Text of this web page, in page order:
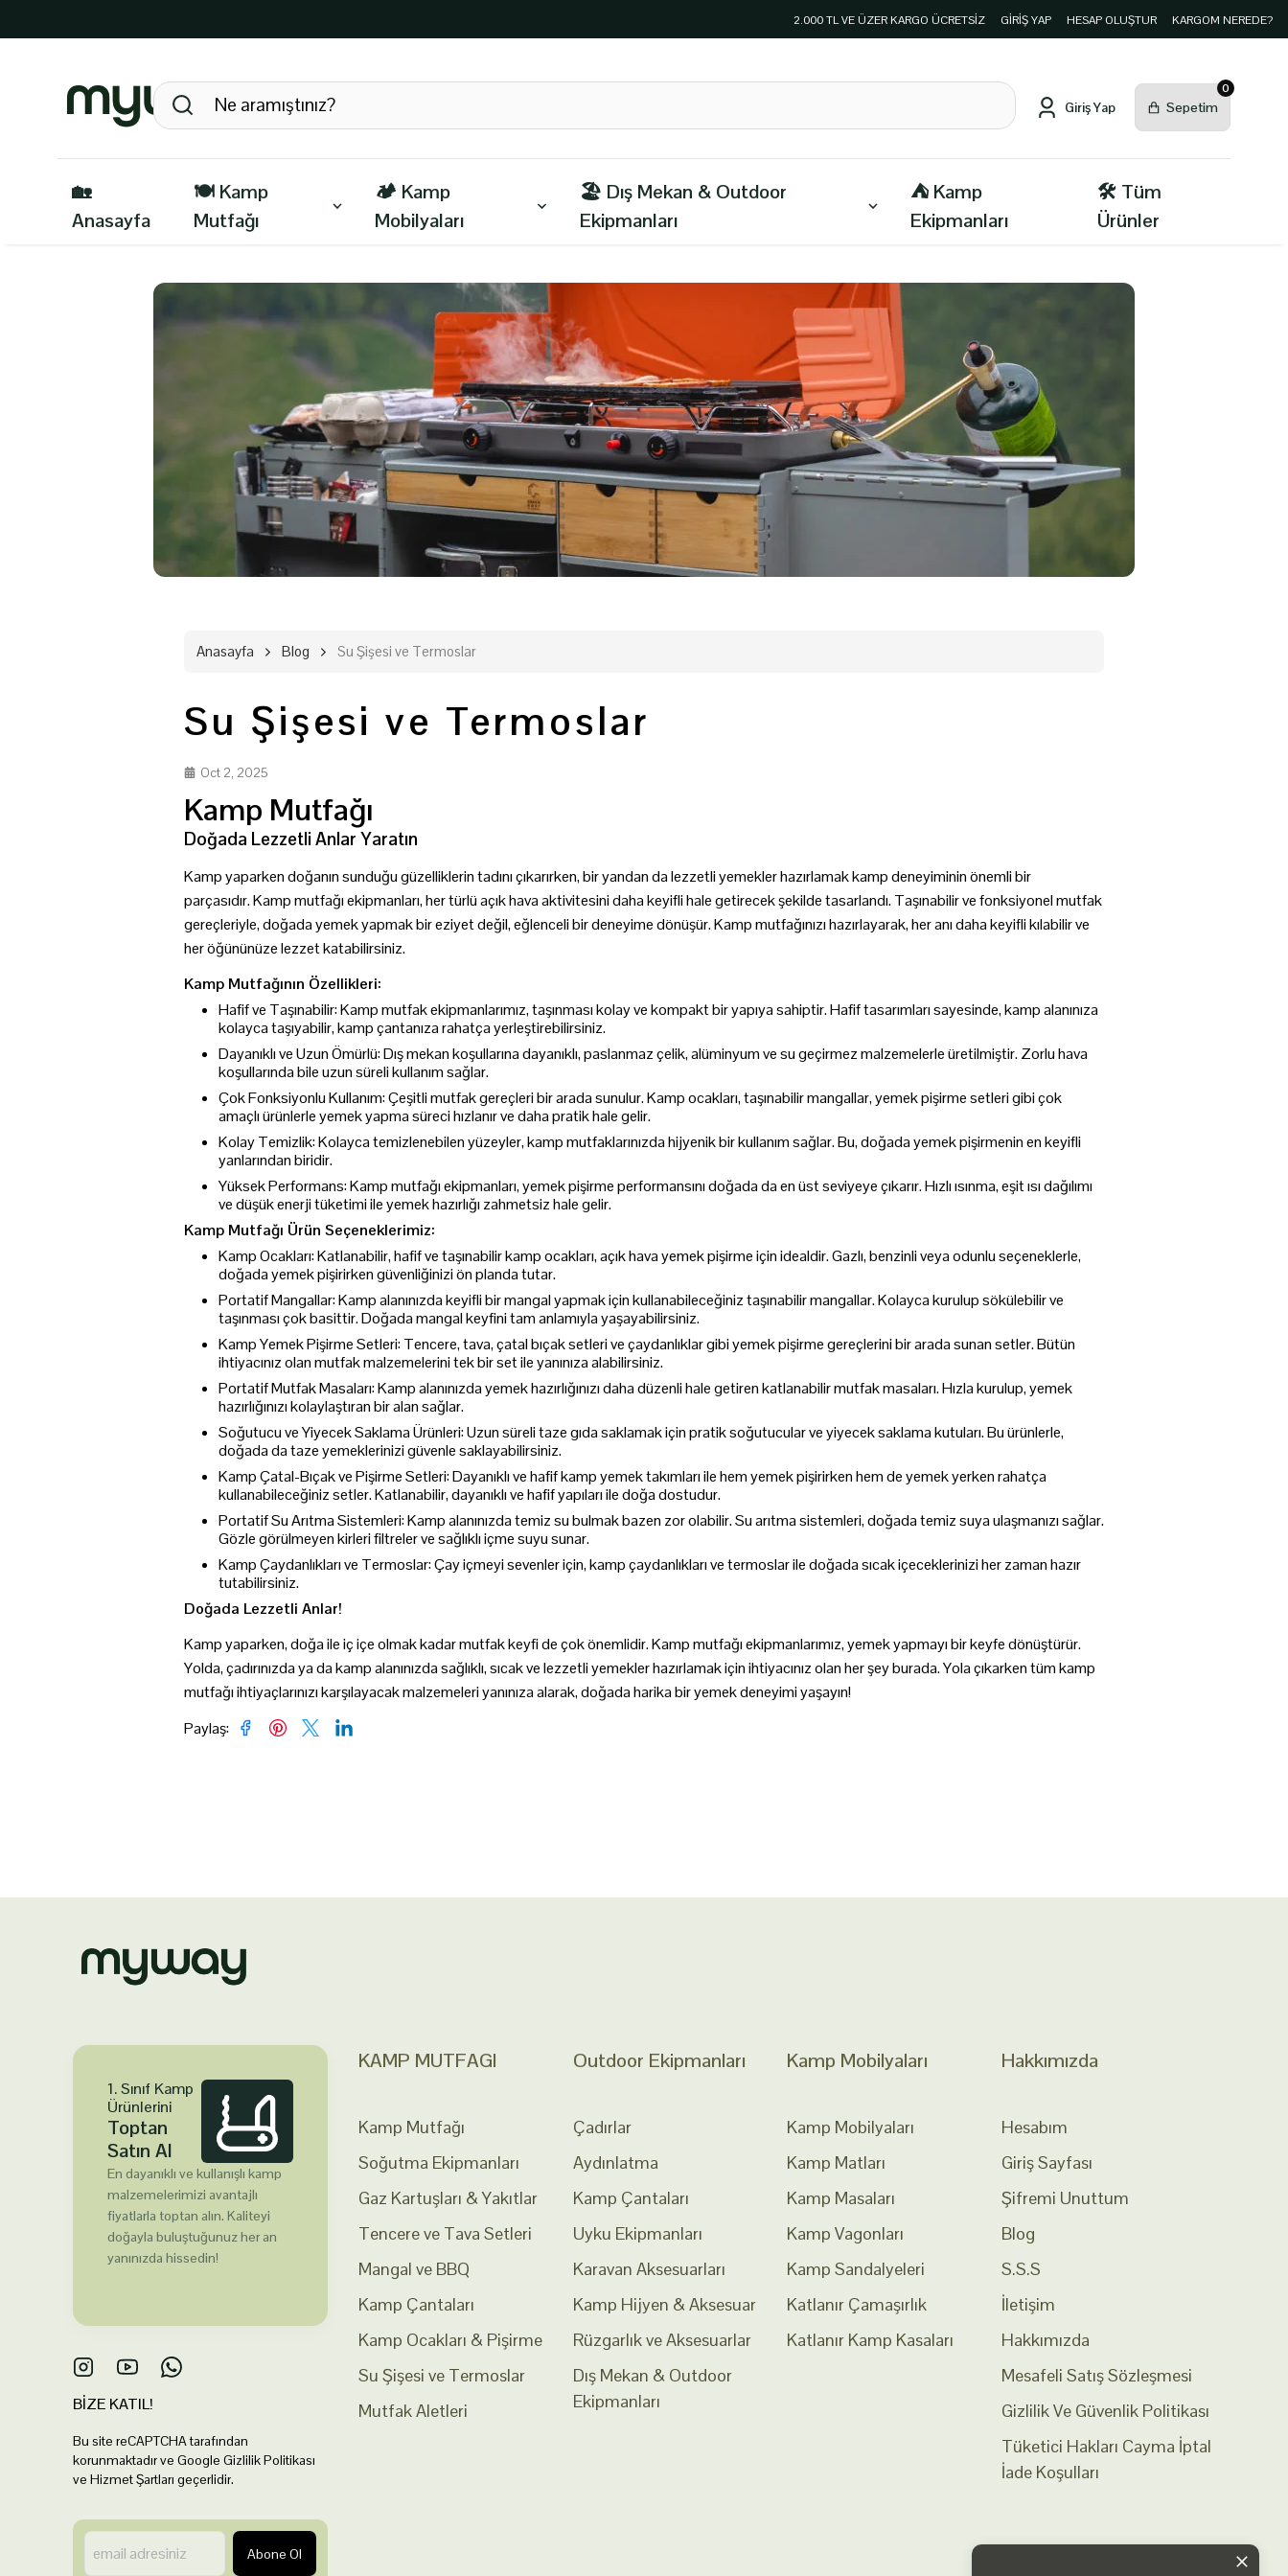
2.000 TL VE ÜZER KARGO ÜCRETSİZ GIRIŞ YAP HESAP OLUŞTUR KARGOM NEREDE?
🏡
Anasayfa
🍽️ Kamp
Mutfağı
🏕️ Kamp
Mobilyaları
🏖️ Dış Mekan & Outdoor
Ekipmanları
⛺ Kamp
Ekipmanları
🛠️ Tüm
Ürünler
0
Anasayfa Blog Su Şişesi ve Termoslar
Su Şişesi ve Termoslar
Oct 2, 2025
Kamp Mutfağı
Doğada Lezzetli Anlar Yaratın
Kamp yaparken doğanın sunduğu güzelliklerin tadını çıkarırken, bir yandan da lezzetli yemekler hazırlamak kamp deneyiminin önemli bir
parçasıdır. Kamp mutfağı ekipmanları, her türlü açık hava aktivitesini daha keyifli hale getirecek şekilde tasarlandı. Taşınabilir ve fonksiyonel mutfak
gereçleriyle, doğada yemek yapmak bir eziyet değil, eğlenceli bir deneyime dönüşür. Kamp mutfağınızı hazırlayarak, her anı daha keyifli kılabilir ve
her öğününüze lezzet katabilirsiniz.
Kamp Mutfağının Özellikleri:
Hafif ve Taşınabilir: Kamp mutfak ekipmanlarımız, taşınması kolay ve kompakt bir yapıya sahiptir. Hafif tasarımları sayesinde, kamp alanınıza
kolayca taşıyabilir, kamp çantanıza rahatça yerleştirebilirsiniz.
Dayanıklı ve Uzun Ömürlü: Dış mekan koşullarına dayanıklı, paslanmaz çelik, alüminyum ve su geçirmez malzemelerle üretilmiştir. Zorlu hava
koşullarında bile uzun süreli kullanım sağlar.
Çok Fonksiyonlu Kullanım: Çeşitli mutfak gereçleri bir arada sunulur. Kamp ocakları, taşınabilir mangallar, yemek pişirme setleri gibi çok
amaçlı ürünlerle yemek yapma süreci hızlanır ve daha pratik hale gelir.
Kolay Temizlik: Kolayca temizlenebilen yüzeyler, kamp mutfaklarınızda hijyenik bir kullanım sağlar. Bu, doğada yemek pişirmenin en keyifli
yanlarından biridir.
Yüksek Performans: Kamp mutfağı ekipmanları, yemek pişirme performansını doğada da en üst seviyeye çıkarır. Hızlı ısınma, eşit ısı dağılımı
ve düşük enerji tüketimi ile yemek hazırlığı zahmetsiz hale gelir.
Kamp Mutfağı Ürün Seçeneklerimiz:
Kamp Ocakları: Katlanabilir, hafif ve taşınabilir kamp ocakları, açık hava yemek pişirme için idealdir. Gazlı, benzinli veya odunlu seçeneklerle,
doğada yemek pişirirken güvenliğinizi ön planda tutar.
Portatif Mangallar: Kamp alanınızda keyifli bir mangal yapmak için kullanabileceğiniz taşınabilir mangallar. Kolayca kurulup sökülebilir ve
taşınması çok basittir. Doğada mangal keyfini tam anlamıyla yaşayabilirsiniz.
Kamp Yemek Pişirme Setleri: Tencere, tava, çatal bıçak setleri ve çaydanlıklar gibi yemek pişirme gereçlerini bir arada sunan setler. Bütün
ihtiyacınız olan mutfak malzemelerini tek bir set ile yanınıza alabilirsiniz.
Portatif Mutfak Masaları: Kamp alanınızda yemek hazırlığınızı daha düzenli hale getiren katlanabilir mutfak masaları. Hızla kurulup, yemek
hazırlığınızı kolaylaştıran bir alan sağlar.
Soğutucu ve Yiyecek Saklama Ürünleri: Uzun süreli taze gıda saklamak için pratik soğutucular ve yiyecek saklama kutuları. Bu ürünlerle,
doğada da taze yemeklerinizi güvenle saklayabilirsiniz.
Kamp Çatal-Bıçak ve Pişirme Setleri: Dayanıklı ve hafif kamp yemek takımları ile hem yemek pişirirken hem de yemek yerken rahatça
kullanabileceğiniz setler. Katlanabilir, dayanıklı ve hafif yapıları ile doğa dostudur.
Portatif Su Arıtma Sistemleri: Kamp alanınızda temiz su bulmak bazen zor olabilir. Su arıtma sistemleri, doğada temiz suya ulaşmanızı sağlar.
Gözle görülmeyen kirleri filtreler ve sağlıklı içme suyu sunar.
Kamp Çaydanlıkları ve Termoslar: Çay içmeyi sevenler için, kamp çaydanlıkları ve termoslar ile doğada sıcak içeceklerinizi her zaman hazır
tutabilirsiniz.
Doğada Lezzetli Anlar!
Kamp yaparken, doğa ile iç içe olmak kadar mutfak keyfi de çok önemlidir. Kamp mutfağı ekipmanlarımız, yemek yapmayı bir keyfe dönüştürür.
Yolda, çadırınızda ya da kamp alanınızda sağlıklı, sıcak ve lezzetli yemekler hazırlamak için ihtiyacınız olan her şey burada. Yola çıkarken tüm kamp
mutfağı ihtiyaçlarınızı karşılayacak malzemeleri yanınıza alarak, doğada harika bir yemek deneyimi yaşayın!
Paylaş:
KAMP MUTFAGI
Kamp Mutfağı
Soğutma Ekipmanları
Gaz Kartuşları & Yakıtlar
Tencere ve Tava Setleri
Mangal ve BBQ
Kamp Çantaları
Kamp Ocakları & Pişirme
Su Şişesi ve Termoslar
Mutfak Aletleri
Outdoor Ekipmanları
Çadırlar
Aydınlatma
Kamp Çantaları
Uyku Ekipmanları
Karavan Aksesuarları
Kamp Hijyen & Aksesuar
Rüzgarlık ve Aksesuarlar
Dış Mekan & Outdoor
Ekipmanları
Kamp Mobilyaları
Kamp Mobilyaları
Kamp Matları
Kamp Masaları
Kamp Vagonları
Kamp Sandalyeleri
Katlanır Çamaşırlık
Katlanır Kamp Kasaları
Hakkımızda
Hesabım
Giriş Sayfası
Şifremi Unuttum
Blog
S.S.S
İletişim
Hakkımızda
Mesafeli Satış Sözleşmesi
Gizlilik Ve Güvenlik Politikası
Tüketici Hakları Cayma İptal
İade Koşulları
1. Sınıf Kamp
Ürünlerini
Toptan
Satın Al
En dayanıklı ve kullanışlı kamp
malzemelerimizi avantajlı
fiyatlarla toptan alın. Kaliteyi
doğayla buluştuğunuz her an
yanınızda hissedin!
BİZE KATIL!
Bu site reCAPTCHA tarafından
korunmaktadır ve Google Gizlilik Politikası
ve Hizmet Şartları geçerlidir.
Abone Ol